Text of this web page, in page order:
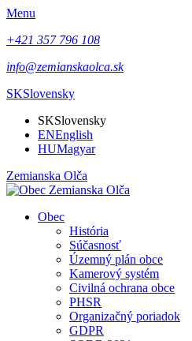
Menu
+421 357 796 108
info@zemianskaolca.sk
SKSlovensky
SKSlovensky
ENEnglish
HUMagyar
Zemianska Olča
Obec
História
Súčasnosť
Územný plán obce
Kamerový systém
Civilná ochrana obce
PHSR
Organizačný poriadok
GDPR